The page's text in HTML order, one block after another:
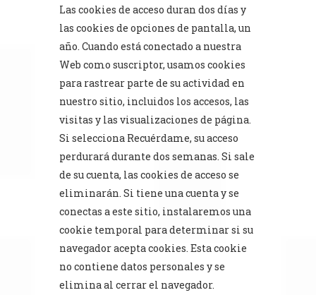
Las cookies de acceso duran dos días y
las cookies de opciones de pantalla, un
año. Cuando está conectado a nuestra
Web como suscriptor, usamos cookies
para rastrear parte de su actividad en
nuestro sitio, incluidos los accesos, las
visitas y las visualizaciones de página.
Si selecciona Recuérdame, su acceso
perdurará durante dos semanas. Si sale
de su cuenta, las cookies de acceso se
eliminarán. Si tiene una cuenta y se
conectas a este sitio, instalaremos una
cookie temporal para determinar si su
navegador acepta cookies. Esta cookie
no contiene datos personales y se
elimina al cerrar el navegador.